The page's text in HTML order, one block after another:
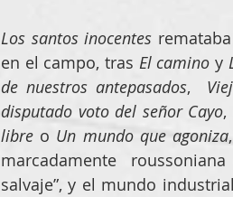
Los santos inocentes
en el campo, tras El camino y
de nuestros antepasados,
disputado voto del señor Cayo,
libre o Un mundo que agoniza
marcadamente
salvaje”, y el mundo